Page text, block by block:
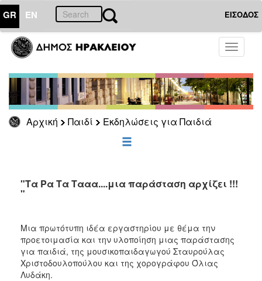
GR EN ΕΙΣΟΔΟΣ
Toggle
Αρχική Παιδί Εκδηλώσεις για Παιδιά
ΠΑΙΔΙ
για
Παιδιά
ΗΡΑΚΛΕΙΟ
"Τα Ρα Τα Τααα....μια παράσταση αρχίζει !!!
"
Μια πρωτότυπη ιδέα εργαστηρίου με θέμα την
προετοιμασία και την υλοποίηση μιας παράστασης
για παιδιά, της μουσικοπαιδαγωγού Σταυρούλας
Χριστοδουλοπούλου και της χορογράφου Όλιας
Λυδάκη.